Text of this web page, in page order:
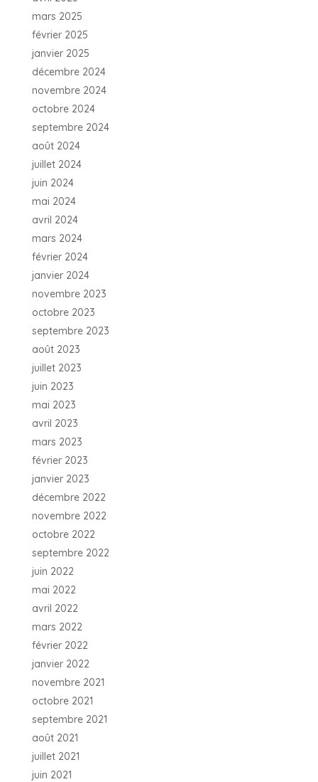
mars 2025
février 2025
janvier 2025
décembre 2024
novembre 2024
octobre 2024
septembre 2024
août 2024
juillet 2024
juin 2024
mai 2024
avril 2024
mars 2024
février 2024
janvier 2024
novembre 2023
octobre 2023
septembre 2023
août 2023
juillet 2023
juin 2023
mai 2023
avril 2023
mars 2023
février 2023
janvier 2023
décembre 2022
novembre 2022
octobre 2022
septembre 2022
juin 2022
mai 2022
avril 2022
mars 2022
février 2022
janvier 2022
novembre 2021
octobre 2021
septembre 2021
août 2021
juillet 2021
juin 2021